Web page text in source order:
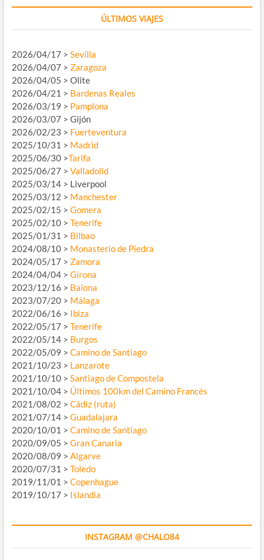
ÚLTIMOS VIAJES
2026/04/17 > Sevilla
2026/04/07 > Zaragoza
2026/04/05 > Olite
2026/04/21 > Bardenas Reales
2026/03/19 > Pamplona
2026/03/07 > Gijón
2026/02/23 > Fuerteventura
2025/10/31 > Madrid
2025/06/30 >Tarifa
2025/06/27 > Valladolid
2025/03/14 > Liverpool
2025/03/12 > Manchester
2025/02/15 > Gomera
2025/02/10 > Tenerife
2025/01/31 > Bilbao
2024/08/10 > Monasterio de Piedra
2024/05/17 > Zamora
2024/04/04 > Girona
2023/12/16 > Baiona
2023/07/20 > Málaga
2022/06/16 > Ibiza
2022/05/17 > Tenerife
2022/05/14 > Burgos
2022/05/09 > Camino de Santiago
2021/10/23 > Lanzarote
2021/10/10 > Santiago de Compostela
2021/10/04 > Últimos 100km del Camino Francés
2021/08/02 > Cádiz (ruta)
2021/07/14 > Guadalajara
2020/10/01 > Camino de Santiago
2020/09/05 > Gran Canaria
2020/08/09 > Algarve
2020/07/31 > Toledo
2019/11/01 > Copenhague
2019/10/17 > Islandia
INSTAGRAM @CHALO84